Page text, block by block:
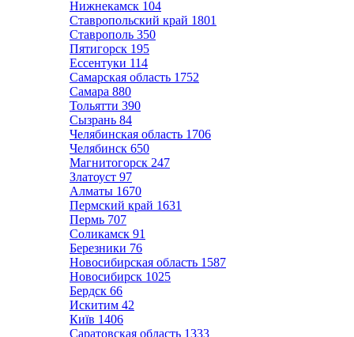
Нижнекамск 104
Ставропольский край 1801
Ставрополь 350
Пятигорск 195
Ессентуки 114
Самарская область 1752
Самара 880
Тольятти 390
Сызрань 84
Челябинская область 1706
Челябинск 650
Магнитогорск 247
Златоуст 97
Алматы 1670
Пермский край 1631
Пермь 707
Соликамск 91
Березники 76
Новосибирская область 1587
Новосибирск 1025
Бердск 66
Искитим 42
Київ 1406
Саратовская область 1333